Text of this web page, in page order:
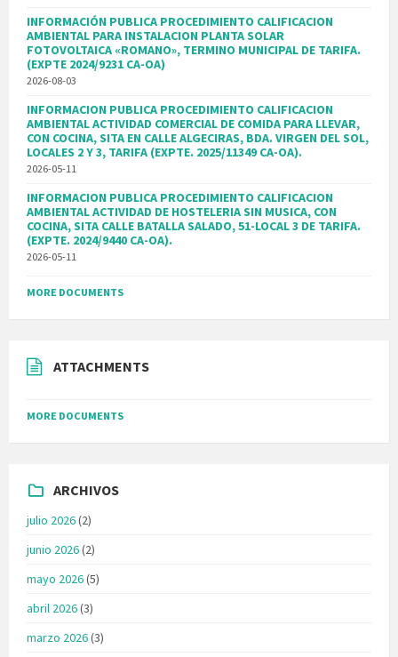
INFORMACIÓN PUBLICA PROCEDIMIENTO CALIFICACION
AMBIENTAL PARA INSTALACION PLANTA SOLAR
FOTOVOLTAICA «ROMANO», TERMINO MUNICIPAL DE TARIFA.
(EXPTE 2024/9231 CA-OA)
2026-08-03
INFORMACION PUBLICA PROCEDIMIENTO CALIFICACION
AMBIENTAL ACTIVIDAD COMERCIAL DE COMIDA PARA LLEVAR,
CON COCINA, SITA EN CALLE ALGECIRAS, BDA. VIRGEN DEL SOL,
LOCALES 2 Y 3, TARIFA (EXPTE. 2025/11349 CA-OA).
2026-05-11
INFORMACION PUBLICA PROCEDIMIENTO CALIFICACION
AMBIENTAL ACTIVIDAD DE HOSTELERIA SIN MUSICA, CON
COCINA, SITA CALLE BATALLA SALADO, 51-LOCAL 3 DE TARIFA.
(EXPTE. 2024/9440 CA-OA).
2026-05-11
MORE DOCUMENTS
ATTACHMENTS
MORE DOCUMENTS
ARCHIVOS
julio 2026(2)
junio 2026(2)
mayo 2026(5)
abril 2026(3)
marzo 2026(3)